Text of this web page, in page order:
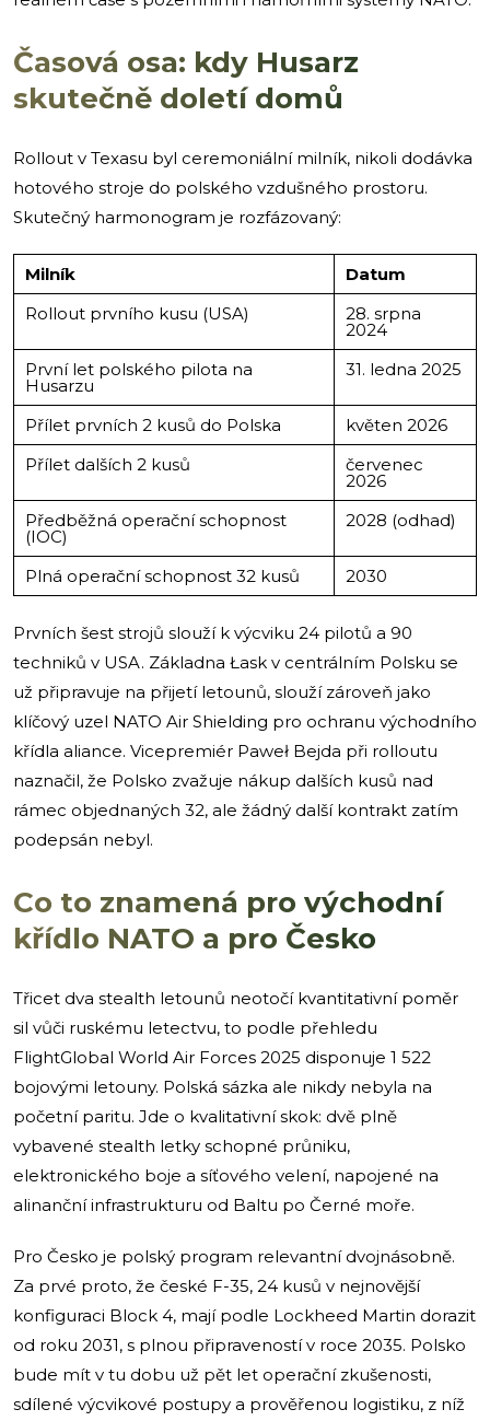
Časová osa: kdy Husarz
skutečně doletí domů
Rollout v Texasu byl ceremoniální milník, nikoli dodávka
hotového stroje do polského vzdušného prostoru.
Skutečný harmonogram je rozfázovaný:
Milník
Datum
Rollout prvního kusu (USA)
28. srpna
2024
První let polského pilota na
Husarzu
31. ledna 2025
Přílet prvních 2 kusů do Polska
květen 2026
Přílet dalších 2 kusů
červenec
2026
Předběžná operační schopnost
(IOC)
2028 (odhad)
Plná operační schopnost 32 kusů 2030
Prvních šest strojů slouží k výcviku 24 pilotů a 90
techniků v USA. Základna Łask v centrálním Polsku se
už připravuje na přijetí letounů, slouží zároveň jako
klíčový uzel NATO Air Shielding pro ochranu východního
křídla aliance. Vicepremiér Paweł Bejda při rolloutu
naznačil, že Polsko zvažuje nákup dalších kusů nad
rámec objednaných 32, ale žádný další kontrakt zatím
podepsán nebyl.
Co to znamená pro východní
křídlo NATO a pro Česko
Třicet dva stealth letounů neotočí kvantitativní poměr
sil vůči ruskému letectvu, to podle přehledu
FlightGlobal World Air Forces 2025 disponuje 1 522
bojovými letouny. Polská sázka ale nikdy nebyla na
početní paritu. Jde o kvalitativní skok: dvě plně
vybavené stealth letky schopné průniku,
elektronického boje a síťového velení, napojené na
alinanční infrastrukturu od Baltu po Černé moře.
Pro Česko je polský program relevantní dvojnásobně.
Za prvé proto, že české F-35, 24 kusů v nejnovější
konfiguraci Block 4, mají podle Lockheed Martin dorazit
od roku 2031, s plnou připraveností v roce 2035. Polsko
bude mít v tu dobu už pět let operační zkušenosti,
sdílené výcvikové postupy a prověřenou logistiku, z níž